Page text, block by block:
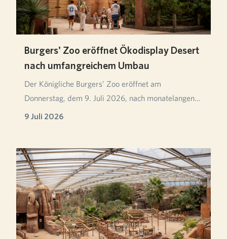
Burgers' Zoo eröffnet Ökodisplay Desert
nach umfangreichem Umbau
Der Königliche Burgers’ Zoo eröffnet am
Donnerstag, dem 9. Juli 2026, nach monatelangen
Umbaumaßnahm…
9 Juli 2026